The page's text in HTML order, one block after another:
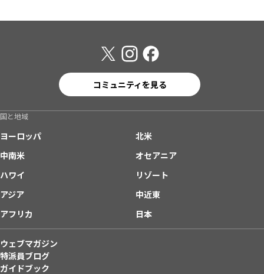
コミュニティを見る
国と地域
ヨーロッパ
北米
中南米
オセアニア
ハワイ
リゾート
アジア
中近東
アフリカ
日本
ウェブマガジン
特派員ブログ
ガイドブック